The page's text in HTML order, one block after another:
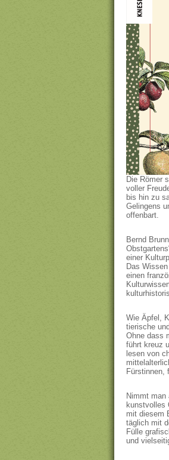
Die Römer
voller
bis hin zu
Gelingens
offenbart.
Bernd
einer
Das
einen
Wie Äpfel,
tierische
Ohne dass
führt kreuz
lesen von
Fürstinnen,
Nimmt man
kunstvolles
mit diesem
täglich mit
Fülle
und